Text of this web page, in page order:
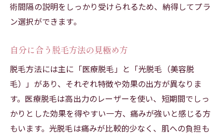
術間隔の説明をしっかり受けられるため、納得してプラ
ン選択ができます。
自分に合う脱毛方法の見極め方
脱毛方法には主に「医療脱毛」と「光脱毛（美容脱
毛）」があり、それぞれ特徴や効果の出方が異なりま
す。医療脱毛は高出力のレーザーを使い、短期間でしっ
かりとした効果を得やすい一方、痛みが強いと感じる方
もいます。光脱毛は痛みが比較的少なく、肌への負担も